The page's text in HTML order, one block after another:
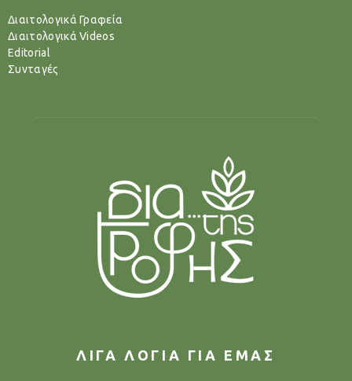
Διαιτολογικά Γραφεία
Διαιτολογικά Videos
Editorial
Συνταγές
ΛΙΓΑ ΛΟΓΙΑ ΓΙΑ ΕΜΑΣ